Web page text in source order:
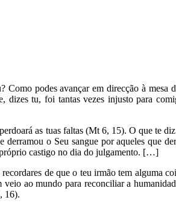
podes avançar em direcção à
tu, foi tantas vezes injusto para
as tuas faltas (Mt 6, 15). O que te
o Seu sangue por aqueles que
castigo no dia do julgamento. […]
de que o teu irmão tem alguma
ao mundo para reconciliar a
(Ef 2, 16).